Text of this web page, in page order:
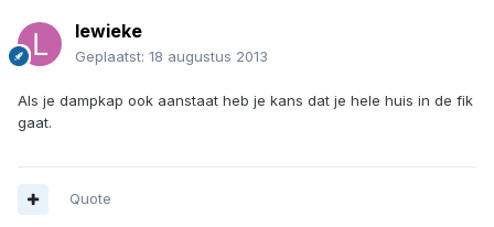
lewieke
Geplaatst: 18 augustus 2013
Als je dampkap ook aanstaat heb je kans dat je hele huis in de fik
gaat.
Quote